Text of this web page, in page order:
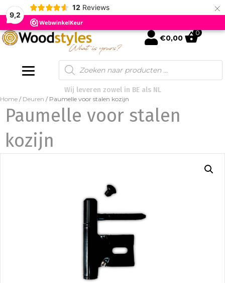
9,2
12 Reviews ×
mijn account
€0,00
0
Products
search
Wij leveren zowel in BE als NL
Home / Deuren / Paumelle voor stalen kozijn
Paumelle voor stalen
kozijn